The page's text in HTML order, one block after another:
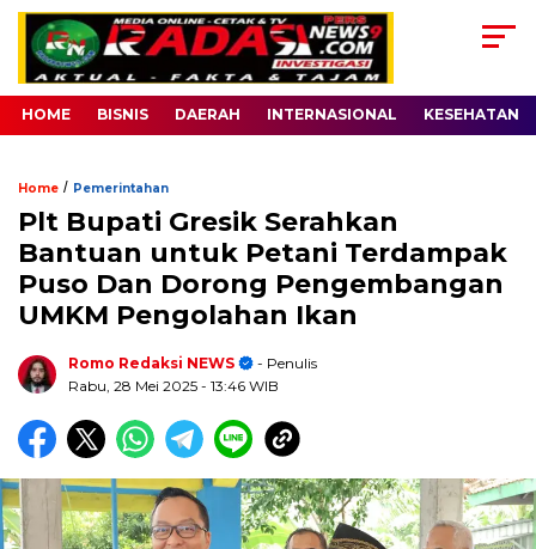
HOME BISNIS DAERAH INTERNASIONAL KESEHATAN
Home / Pemerintahan
Plt Bupati Gresik Serahkan
Bantuan untuk Petani Terdampak
Puso Dan Dorong Pengembangan
UMKM Pengolahan Ikan
Romo Redaksi NEWS
- Penulis
Rabu, 28 Mei 2025 - 13:46 WIB